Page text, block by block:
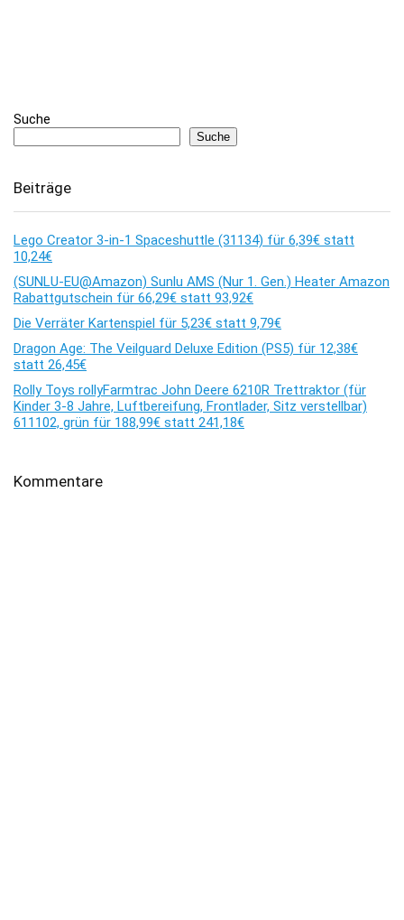
Suche
Suche
Beiträge
Lego Creator 3-in-1 Spaceshuttle (31134) für 6,39€ statt
10,24€
(SUNLU-EU@Amazon) Sunlu AMS (Nur 1. Gen.) Heater Amazon
Rabattgutschein für 66,29€ statt 93,92€
Die Verräter Kartenspiel für 5,23€ statt 9,79€
Dragon Age: The Veilguard Deluxe Edition (PS5) für 12,38€
statt 26,45€
Rolly Toys rollyFarmtrac John Deere 6210R Trettraktor (für
Kinder 3-8 Jahre, Luftbereifung, Frontlader, Sitz verstellbar)
611102, grün für 188,99€ statt 241,18€
Kommentare